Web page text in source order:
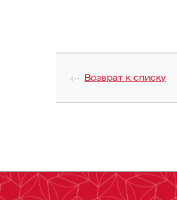
Возврат к списку